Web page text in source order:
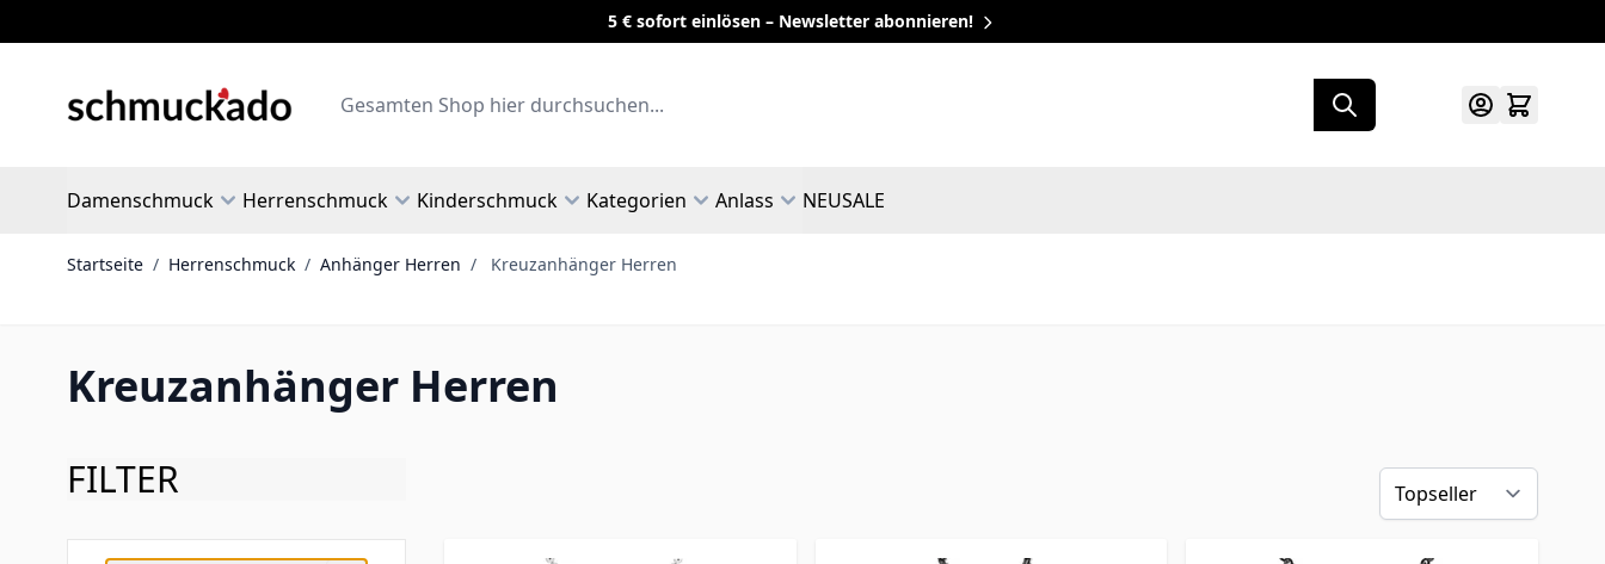
5 € sofort einlösen – Newsletter abonnieren!
Search
Damenschmuck Herrenschmuck Kinderschmuck Kategorien Anlass NEUSALE
Startseite / Herrenschmuck / Anhänger Herren / Kreuzanhänger Herren
Kreuzanhänger Herren
FILTER